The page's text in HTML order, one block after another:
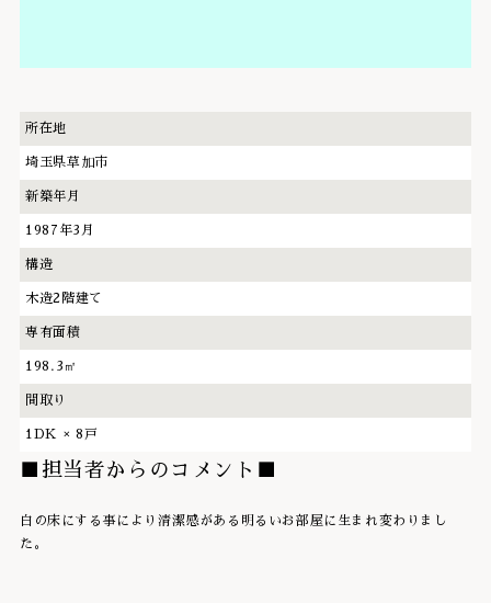
所在地
埼玉県草加市
新築年月
1987年3月
構造
木造2階建て
専有面積
198.3㎡
間取り
1DK × 8戸
■担当者からのコメント■
白の床にする事により清潔感がある明るいお部屋に生まれ変わりまし
た。